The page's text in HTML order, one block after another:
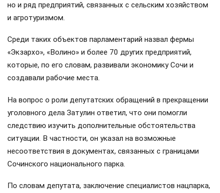
но и ряд предприятий, связанных с сельским хозяйством
и агротуризмом.
Среди таких объектов парламентарий назвал фермы
«Экзархо», «Волино» и более 70 других предприятий,
которые, по его словам, развивали экономику Сочи и
создавали рабочие места.
На вопрос о роли депутатских обращений в прекращении
уголовного дела Затулин ответил, что они помогли
следствию изучить дополнительные обстоятельства
ситуации. В частности, он указал на возможные
несоответствия в документах, связанных с границами
Сочинского национального парка.
По словам депутата, заключение специалистов нацпарка,